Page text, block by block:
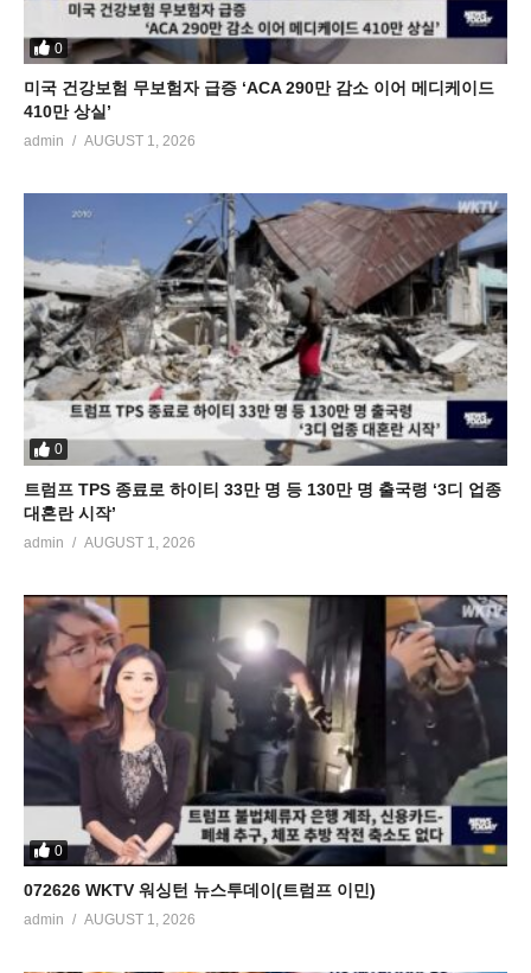
0
미국 건강보험 무보험자 급증 ‘ACA 290만 감소 이어 메디케이드
410만 상실’
admin AUGUST 1, 2026
0
트럼프 TPS 종료로 하이티 33만 명 등 130만 명 출국령 ‘3디 업종
대혼란 시작’
admin AUGUST 1, 2026
0
072626 WKTV 워싱턴 뉴스투데이(트럼프 이민)
admin AUGUST 1, 2026